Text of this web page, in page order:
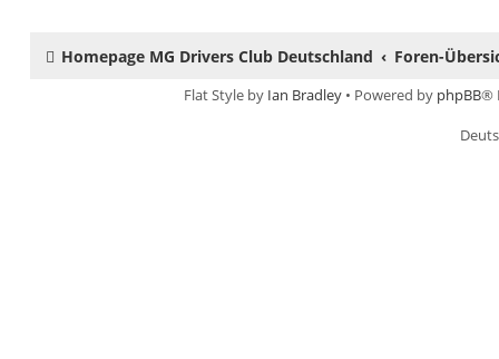
Mithilfe sind
gesehen. Hier
Homepage MG Drivers Club Deutschland Foren-
Flat Style by Ian Bradley • Powered by phpBB®